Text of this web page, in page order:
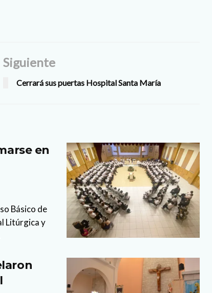
Siguiente
Cerrará sus puertas Hospital Santa María
en
Básico de
Litúrgica y